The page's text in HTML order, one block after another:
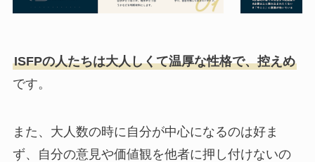
ISFPの人たちは大人しくて温厚な性格で、控えめ
です。
また、大人数の時に自分が中心になるのは好ま
ず、自分の意見や価値観を他者に押し付けないの